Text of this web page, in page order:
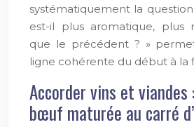
systématiquement la
est-il plus aromatique, plus
que le précédent ? »
ligne cohérente du début à la
Accorder vins et
bœuf maturée au carré